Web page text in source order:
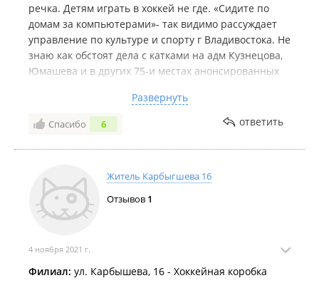
речка. Детям играть в хоккей не где. «Сидите по
домам за компьютерами»- так видимо рассуждает
управление по культуре и спорту г Владивостока. Не
знаю как обстоят дела с катками на адм Кузнецова,
Юмашева и в других 75-и местах анонсированных
лет ехать далековато на каток в парк им Лазо,
например. В шаговой доступности или хотя на
транспорте до 5 остановок ничего нет!!!!
Развернуть
Спасибо 6 ответить
Житель Карбыгшева 16
Отзывов 1
4 ноября 2021 г.
Филиал: ул. Карбышева, 16 - Хоккейная коробка